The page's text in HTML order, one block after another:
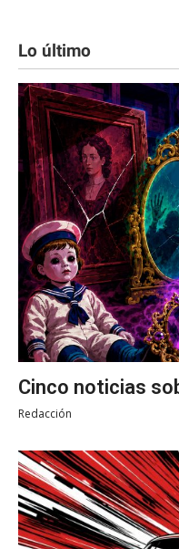
Lo último
Cinco noticias
Redacción